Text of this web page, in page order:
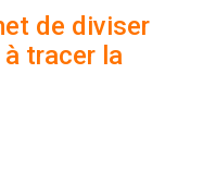
de diviser
tracer la